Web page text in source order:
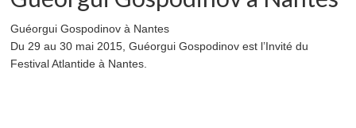
Guéorgui Gospodinov à Nantes
Du 29 au 30 mai 2015, Guéorgui Gospodinov est l’Invité du
Festival Atlantide à Nantes.